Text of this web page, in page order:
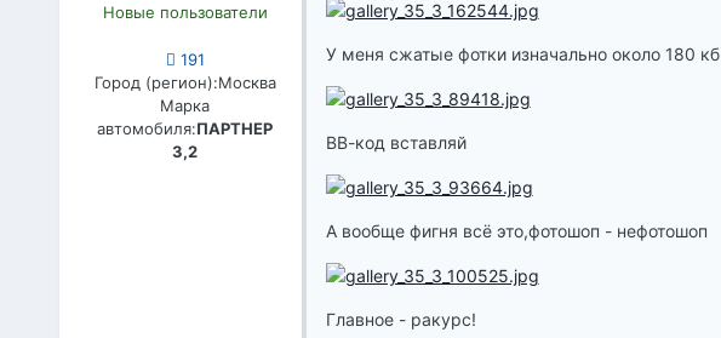
Новые пользователи
191
Город (регион):Москва
Марка
автомобиля:ПАРТНЕР
3,2
У меня сжатые фотки изначально около 180 кб
ВВ-код вставляй
А вообще фигня всё это,фотошоп - нефотошоп
Главное - ракурс!